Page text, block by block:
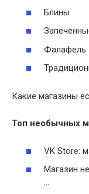
Блины
Фалафель
Какие магазины
Топ необычных
VK Store:
Магазин
…